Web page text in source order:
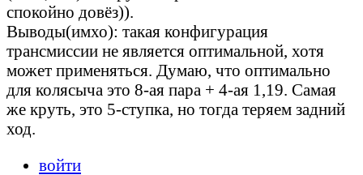
спокойно довёз)).
Выводы(имхо): такая конфигурация
трансмиссии не является оптимальной, хотя
может применяться. Думаю, что оптимально
для колясыча это 8-ая пара + 4-ая 1,19. Самая
же круть, это 5-ступка, но тогда теряем задний
ход.
войти